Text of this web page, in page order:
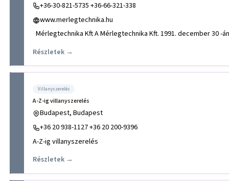
+36-30-821-5735 +36-66-321-338
www.merlegtechnika.hu
Mérlegtechnika Kft A Mérlegtechnika Kft. 1991. december 30 -
Részletek →
Villanyszerelés
A-Z-ig villanyszerelés
Budapest, Budapest
+36 20 938-1127 +36 20 200-9396
A-Z-ig villanyszerelés
Részletek →